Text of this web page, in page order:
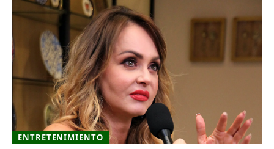
ENTRETENIMIENTO